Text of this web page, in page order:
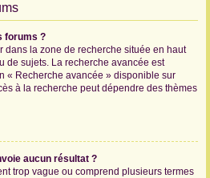
forums ?
dans la zone de recherche située en haut
de sujets. La recherche avancée est
« Recherche avancée » disponible sur
à la recherche peut dépendre des thèmes
aucun résultat ?
trop vague ou comprend plusieurs termes